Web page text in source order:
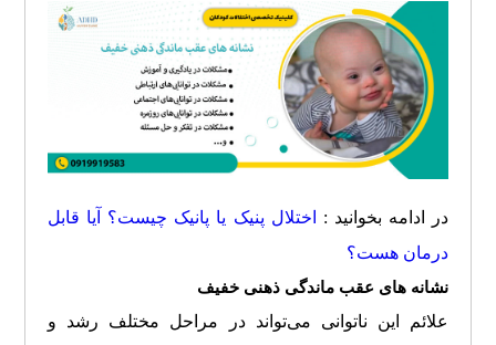
در ادامه بخوانید : اختلال پنیک یا پانیک چیست؟ آیا قابل
درمان هست؟
نشانه های عقب ماندگی ذهنی خفیف
علائم این ناتوانی می‌تواند در مراحل مختلف رشد و